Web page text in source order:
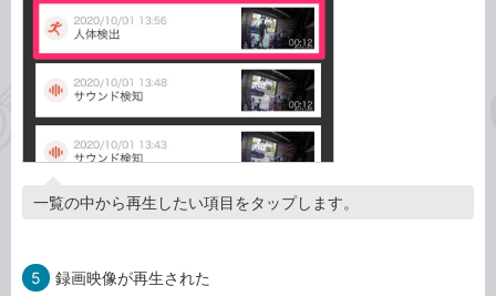
一覧の中から再生したい項目をタップします。
5 録画映像が再生された